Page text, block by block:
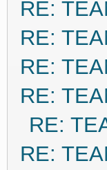
RE:
RE:
RE:
RE:
RE:
RE: